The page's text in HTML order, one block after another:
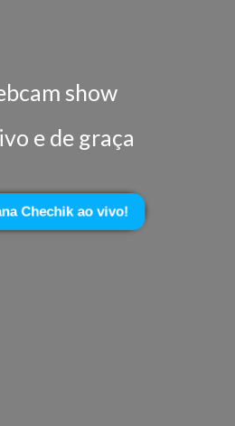
show
e de graça
Chechik ao vivo!